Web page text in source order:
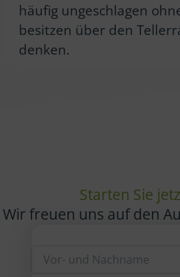
häufig ungeschlagen
besitzen über den
denken.
Starten Sie
Wir freuen uns auf den